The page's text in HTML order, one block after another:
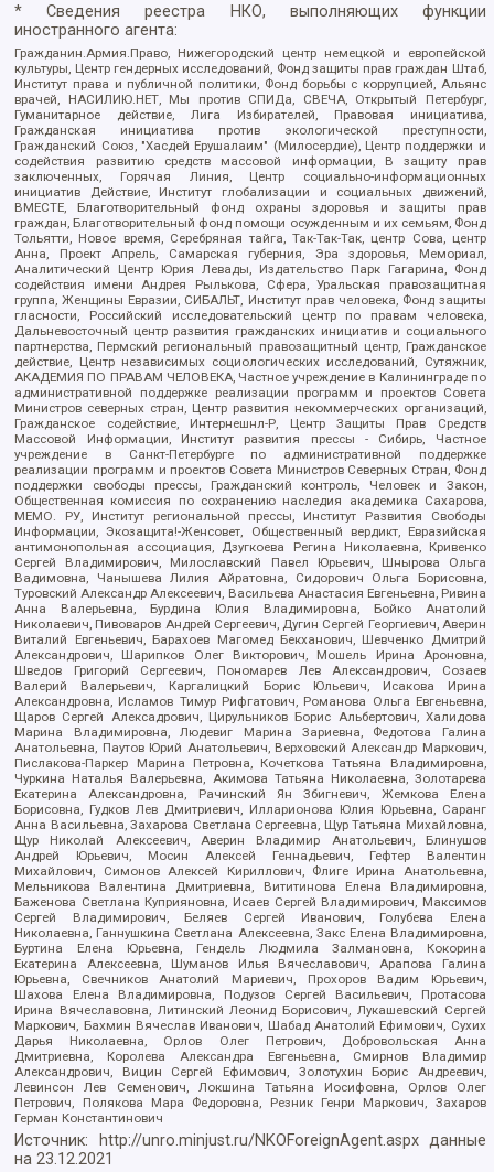
* Сведения реестра НКО, выполняющих функции
иностранного агента:
Гражданин.Армия.Право, Нижегородский центр немецкой и европейской
культуры, Центр гендерных исследований, Фонд защиты прав граждан Штаб,
Институт права и публичной политики, Фонд борьбы с коррупцией, Альянс
врачей, НАСИЛИЮ.НЕТ, Мы против СПИДа, СВЕЧА, Открытый Петербург,
Гуманитарное действие, Лига Избирателей, Правовая инициатива,
Гражданская инициатива против экологической преступности,
Гражданский Союз, "Хасдей Ерушалаим" (Милосердие), Центр поддержки и
содействия развитию средств массовой информации, В защиту прав
заключенных, Горячая Линия, Центр социально-информационных
инициатив Действие, Институт глобализации и социальных движений,
ВМЕСТЕ, Благотворительный фонд охраны здоровья и защиты прав
граждан, Благотворительный фонд помощи осужденным и их семьям, Фонд
Тольятти, Новое время, Серебряная тайга, Так-Так-Так, центр Сова, центр
Анна, Проект Апрель, Самарская губерния, Эра здоровья, Мемориал,
Аналитический Центр Юрия Левады, Издательство Парк Гагарина, Фонд
содействия имени Андрея Рылькова, Сфера, Уральская правозащитная
группа, Женщины Евразии, СИБАЛЬТ, Институт прав человека, Фонд защиты
гласности, Российский исследовательский центр по правам человека,
Дальневосточный центр развития гражданских инициатив и социального
партнерства, Пермский региональный правозащитный центр, Гражданское
действие, Центр независимых социологических исследований, Сутяжник,
АКАДЕМИЯ ПО ПРАВАМ ЧЕЛОВЕКА, Частное учреждение в Калининграде по
административной поддержке реализации программ и проектов Совета
Министров северных стран, Центр развития некоммерческих организаций,
Гражданское содействие, Интернешнл-Р, Центр Защиты Прав Средств
Массовой Информации, Институт развития прессы - Сибирь, Частное
учреждение в Санкт-Петербурге по административной поддержке
реализации программ и проектов Совета Министров Северных Стран, Фонд
поддержки свободы прессы, Гражданский контроль, Человек и Закон,
Общественная комиссия по сохранению наследия академика Сахарова,
МЕМО. РУ, Институт региональной прессы, Институт Развития Свободы
Информации, Экозащита!-Женсовет, Общественный вердикт, Евразийская
антимонопольная ассоциация, Дзугкоева Регина Николаевна, Кривенко
Сергей Владимирович, Милославский Павел Юрьевич, Шнырова Ольга
Вадимовна, Чанышева Лилия Айратовна, Сидорович Ольга Борисовна,
Туровский Александр Алексеевич, Васильева Анастасия Евгеньевна, Ривина
Анна Валерьевна, Бурдина Юлия Владимировна, Бойко Анатолий
Николаевич, Пивоваров Андрей Сергеевич, Дугин Сергей Георгиевич, Аверин
Виталий Евгеньевич, Барахоев Магомед Бекханович, Шевченко Дмитрий
Александрович, Шарипков Олег Викторович, Мошель Ирина Ароновна,
Шведов Григорий Сергеевич, Пономарев Лев Александрович, Созаев
Валерий Валерьевич, Каргалицкий Борис Юльевич, Исакова Ирина
Александровна, Исламов Тимур Рифгатович, Романова Ольга Евгеньевна,
Щаров Сергей Алексадрович, Цирульников Борис Альбертович, Халидова
Марина Владимировна, Людевиг Марина Зариевна, Федотова Галина
Анатольевна, Паутов Юрий Анатольевич, Верховский Александр Маркович,
Пислакова-Паркер Марина Петровна, Кочеткова Татьяна Владимировна,
Чуркина Наталья Валерьевна, Акимова Татьяна Николаевна, Золотарева
Екатерина Александровна, Рачинский Ян Збигневич, Жемкова Елена
Борисовна, Гудков Лев Дмитриевич, Илларионова Юлия Юрьевна, Саранг
Анна Васильевна, Захарова Светлана Сергеевна, Щур Татьяна Михайловна,
Щур Николай Алексеевич, Аверин Владимир Анатольевич, Блинушов
Андрей Юрьевич, Мосин Алексей Геннадьевич, Гефтер Валентин
Михайлович, Симонов Алексей Кириллович, Флиге Ирина Анатольевна,
Мельникова Валентина Дмитриевна, Вититинова Елена Владимировна,
Баженова Светлана Куприяновна, Исаев Сергей Владимирович, Максимов
Сергей Владимирович, Беляев Сергей Иванович, Голубева Елена
Николаевна, Ганнушкина Светлана Алексеевна, Закс Елена Владимировна,
Буртина Елена Юрьевна, Гендель Людмила Залмановна, Кокорина
Екатерина Алексеевна, Шуманов Илья Вячеславович, Арапова Галина
Юрьевна, Свечников Анатолий Мариевич, Прохоров Вадим Юрьевич,
Шахова Елена Владимировна, Подузов Сергей Васильевич, Протасова
Ирина Вячеславовна, Литинский Леонид Борисович, Лукашевский Сергей
Маркович, Бахмин Вячеслав Иванович, Шабад Анатолий Ефимович, Сухих
Дарья Николаевна, Орлов Олег Петрович, Добровольская Анна
Дмитриевна, Королева Александра Евгеньевна, Смирнов Владимир
Александрович, Вицин Сергей Ефимович, Золотухин Борис Андреевич,
Левинсон Лев Семенович, Локшина Татьяна Иосифовна, Орлов Олег
Петрович, Полякова Мара Федоровна, Резник Генри Маркович, Захаров
Герман Константинович
Источник: http://unro.minjust.ru/NKOForeignAgent.aspxданные
на23.12.2021